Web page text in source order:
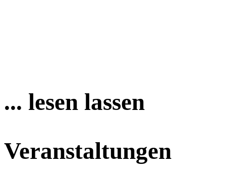
... lesen lassen
Veranstaltungen